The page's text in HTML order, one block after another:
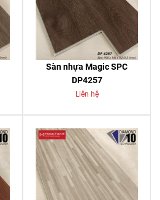
Sàn nhựa Magic SPC
DP4257
Liên hệ